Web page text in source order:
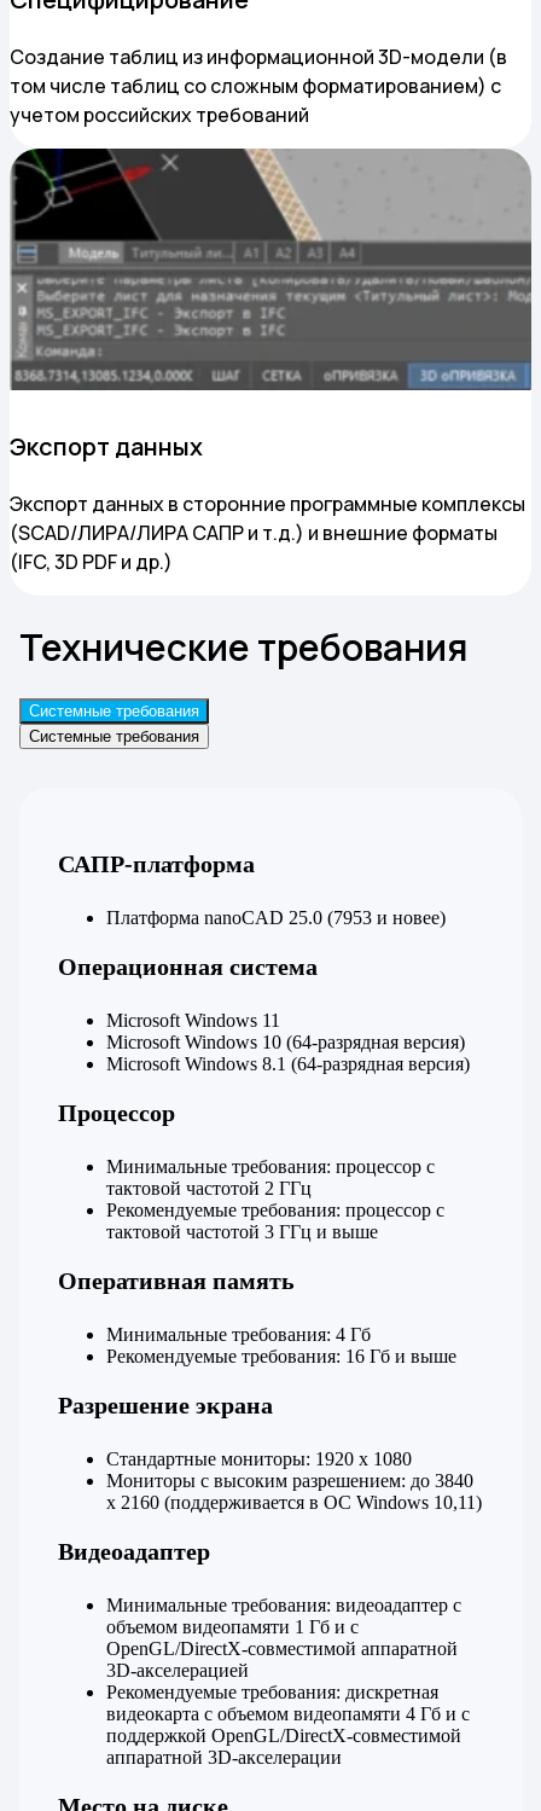
Создание таблиц из информационной 3D-модели (в
том числе таблиц со сложным форматированием) с
учетом российских требований
Экспорт данных
Экспорт данных в сторонние программные комплексы
(SCAD/ЛИРА/ЛИРА САПР и т.д.) и внешние форматы
(IFC, 3D PDF и др.)
Технические требования
Системные требования
Системные требования
САПР-платформа
Платформа nanoCAD 25.0 (7953 и новее)
Операционная система
Microsoft Windows 11
Microsoft Windows 10 (64-разрядная версия)
Microsoft Windows 8.1 (64-разрядная версия)
Процессор
Минимальные требования: процессор с
тактовой частотой 2 ГГц
Рекомендуемые требования: процессор с
тактовой частотой 3 ГГц и выше
Оперативная память
Минимальные требования: 4 Гб
Рекомендуемые требования: 16 Гб и выше
Разрешение экрана
Стандартные мониторы: 1920 x 1080
Мониторы с высоким разрешением: до 3840
x 2160 (поддерживается в ОС Windows 10,11)
Видеоадаптер
Минимальные требования: видеоадаптер с
объемом видеопамяти 1 Гб и с
OpenGL/DirectX-совместимой аппаратной
3D-акселерацией
Рекомендуемые требования: дискретная
видеокарта с объемом видеопамяти 4 Гб и с
поддержкой OpenGL/DirectX-совместимой
аппаратной 3D-акселерации